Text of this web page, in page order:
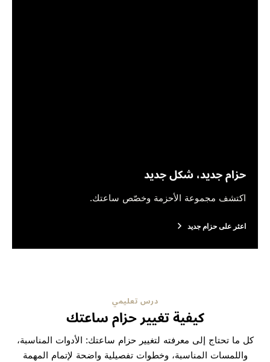
حزام جديد، شكل جديد
اكتشف مجموعة الأحزمة وخصّص ساعتك.
اعثر على حزام جديد
درس تعليمي
كيفية تغيير حزام ساعتك
كل ما تحتاج إلى معرفته لتغيير حزام ساعتك: الأدوات المناسبة،
واللمسات المناسبة، وخطوات تفصيلية واضحة لإتمام المهمة